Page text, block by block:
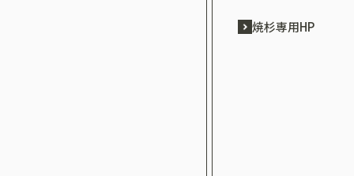
焼杉専用HP